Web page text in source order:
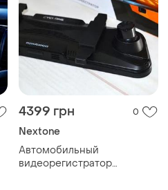
4399 грн 0
Nextone
Автомобильный
видеорегистратор